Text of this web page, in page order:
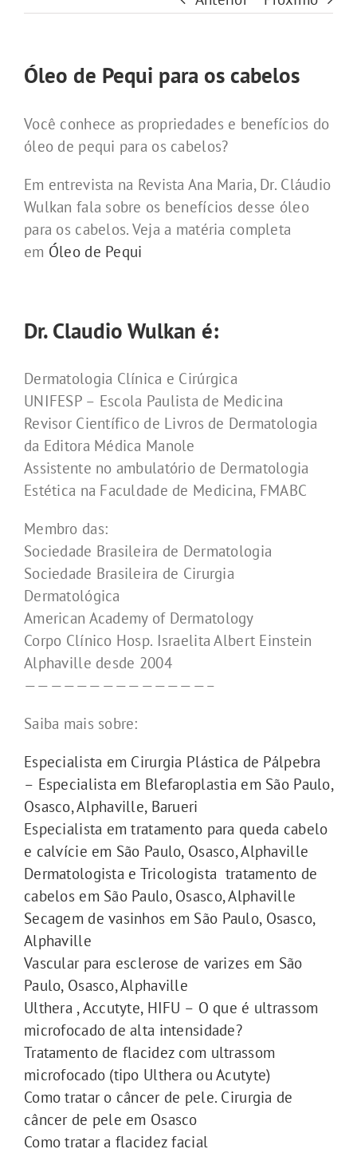
Óleo de Pequi para os cabelos
Você conhece as propriedades e benefícios do
óleo de pequi para os cabelos?
Em entrevista na Revista Ana Maria, Dr. Cláudio
Wulkan fala sobre os benefícios desse óleo
para os cabelos. Veja a matéria completa
em Óleo de Pequi
Dr. Claudio Wulkan é:
Dermatologia Clínica e Cirúrgica
UNIFESP – Escola Paulista de Medicina
Revisor Científico de Livros de Dermatologia
da Editora Médica Manole
Assistente no ambulatório de Dermatologia
Estética na Faculdade de Medicina, FMABC
Membro das:
Sociedade Brasileira de Dermatologia
Sociedade Brasileira de Cirurgia
Dermatológica
American Academy of Dermatology
Corpo Clínico Hosp. Israelita Albert Einstein
Alphaville desde 2004
——————————————–
Saiba mais sobre:
Especialista em Cirurgia Plástica de Pálpebra
– Especialista em Blefaroplastia em São Paulo,
Osasco, Alphaville, Barueri
Especialista em tratamento para queda cabelo
e calvície em São Paulo, Osasco, Alphaville
Dermatologista e Tricologista tratamento de
cabelos em São Paulo, Osasco, Alphaville
Secagem de vasinhos em São Paulo, Osasco,
Alphaville
Vascular para esclerose de varizes em São
Paulo, Osasco, Alphaville
Ulthera , Accutyte, HIFU – O que é ultrassom
microfocado de alta intensidade?
Tratamento de flacidez com ultrassom
microfocado (tipo Ulthera ou Acutyte)
Como tratar o câncer de pele. Cirurgia de
câncer de pele em Osasco
Como tratar a flacidez facial